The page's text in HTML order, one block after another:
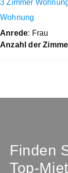
3 Zimmer
Wohnung
Anrede: Frau
Anzahl der
Finden
Top-